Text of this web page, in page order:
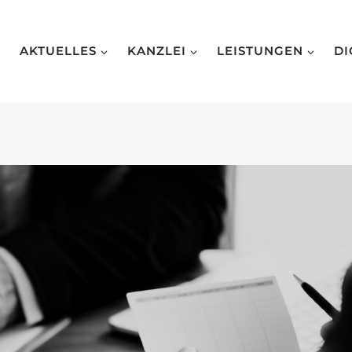
AKTUELLES KANZLEI LEISTUNGEN